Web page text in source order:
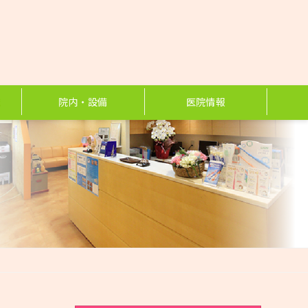
院内・設備 医院情報